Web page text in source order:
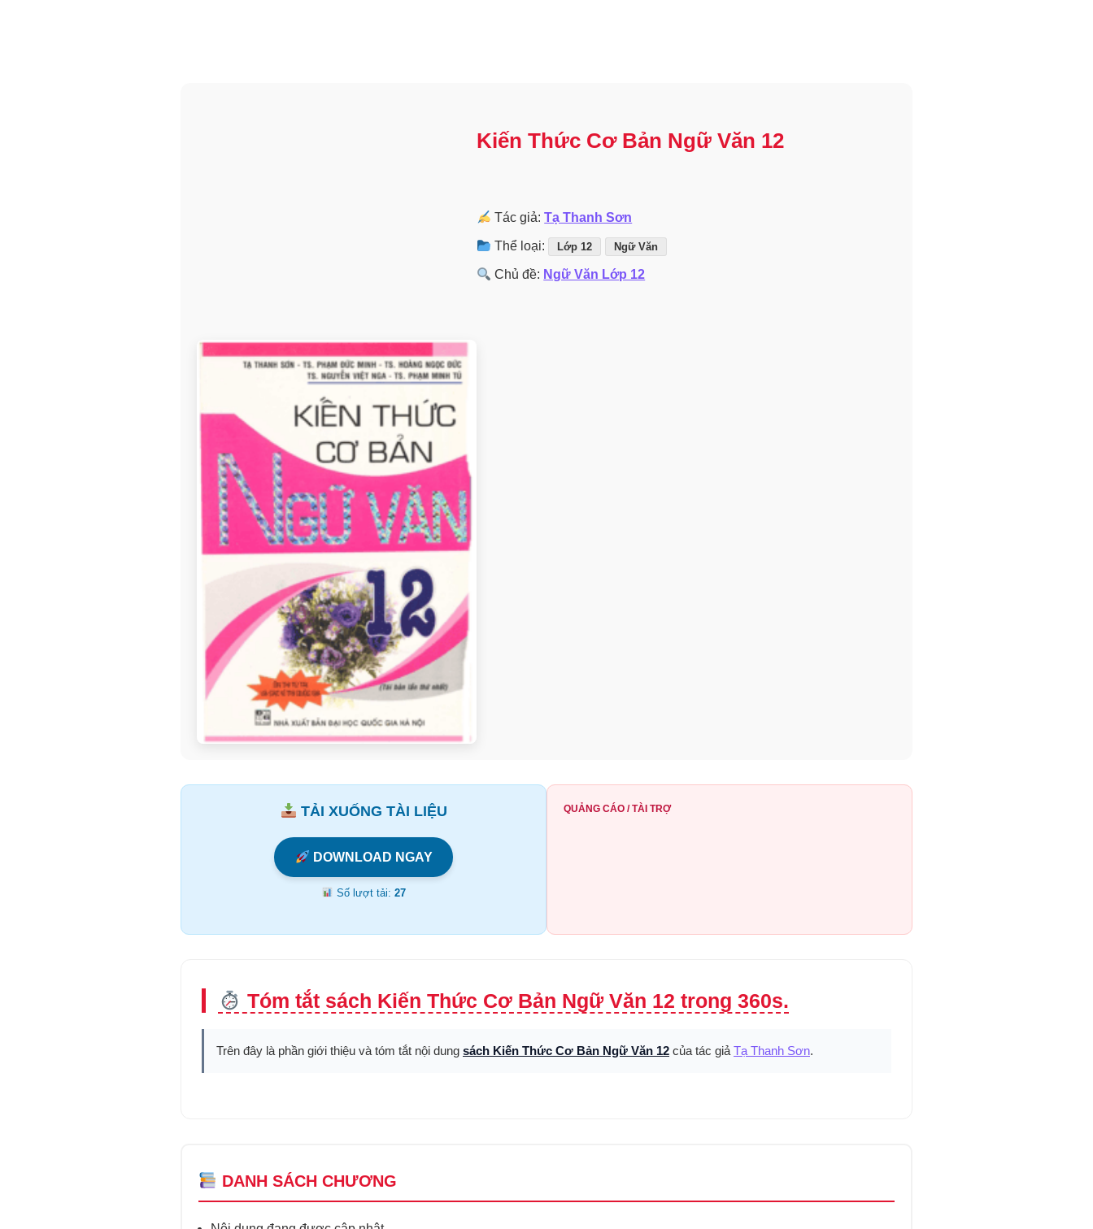
Kiến Thức Cơ Bản Ngữ Văn 12
Tác giả:Tạ Thanh Sơn
Thể loại: Lớp 12 Ngữ Văn
Chủ đề: Ngữ Văn Lớp 12
TẢI XUỐNG TÀI LIỆU
DOWNLOAD NGAY
Số lượt tải: 27
QUẢNG CÁO / TÀI TRỢ
Tóm tắt sách Kiến Thức Cơ Bản Ngữ Văn 12 trong 360s.
Trên đây là phần giới thiệu và tóm tắt nội dung sách Kiến Thức Cơ Bản Ngữ Văn 12 của tác giả Tạ Thanh Sơn.
DANH SÁCH CHƯƠNG